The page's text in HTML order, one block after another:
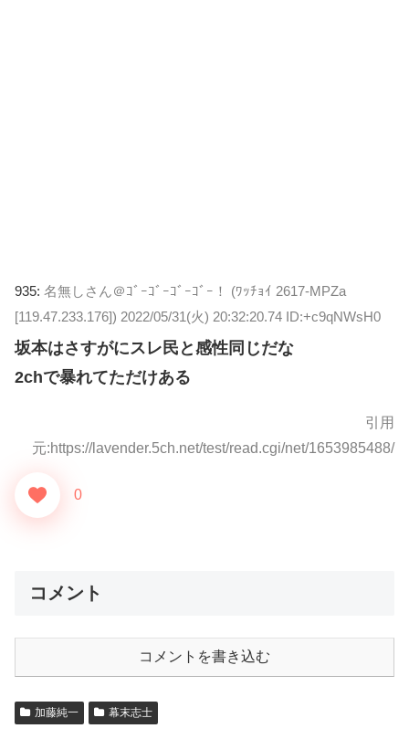
935: 名無しさん＠ｺﾞｰｺﾞｰｺﾞｰｺﾞｰ！ (ﾜｯﾁｮｲ 2617-MPZa
[119.47.233.176]) 2022/05/31(火) 20:32:20.74 ID:+c9qNWsH0
坂本はさすがにスレ民と感性同じだな
2chで暴れてただけある
引用
元:https://lavender.5ch.net/test/read.cgi/net/1653985488/
0
コメント
コメントを書き込む
加藤純一 幕末志士